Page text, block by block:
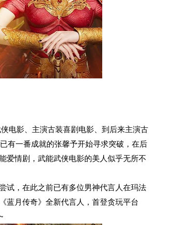
电影、主演古装喜剧电影、到后来主演古
有一番成就的张馨予开始寻求突破，在后
爱情剧，武能武侠电影的美人似乎无所不
试，在此之前已有多位男神代言人在玛法
蓝月传奇》全新代言人，首登贪玩平台